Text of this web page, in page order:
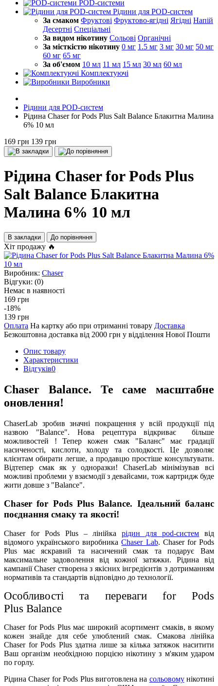
POD-системи
Рідини для POD-систем
За смаком Фруктові Фруктово-ягідні Ягідні Напій
Десертні Спеціальні
За видом нікотину Сольові Органічні
За місткістю нікотину 0 мг 1.5 мг 3 мг 30 мг 50 мг
60 мг 65 мг
За об'ємом 10 мл 11 мл 15 мл 30 мл 60 мл
Комплектуючі
Виробники
Рідини для POD-систем
Рідина Chaser for Pods Plus Salt Balance Блакитна Малина
6% 10 мл
169 грн 139 грн
Рідина Chaser for Pods Plus
Salt Balance Блакитна
Малина 6% 10 мл
В закладки До порівняння
Хіт продажу 🔥
Виробник: Chaser
Відгуки: (0)
Немає в наявності
169 грн
-18%
139 грн
Оплата На картку або при отриманні товару Доставка
Безкоштовна доставка від 2000 грн у відділення Нової Пошти
Опис товару
Характеристики
Відгуків0
Chaser Balance. Те саме масштабне
оновлення!
ChaserLab зробив значні покращення у всій продукції під
назвою "Balance". Нова рецептура відкриває більше
можливостей ! Тепер кожен смак "Баланс" має градації
насиченості, кислоти, холоду та солодкості. Це дозволяє
клієнтам обирати легше, а продавцю простіше консультувати.
Відтепер смак як у одноразки! ChaserLab мінімізував всі
можливі проблеми у взаємодії з девайсами, тож картридж буде
жити довше з "Balance".
Chaser for Pods Plus Balance. Ідеальний баланс
поєднання смаку та якості!
Chaser for Pods Plus – лінійкарідин для pod-систем від
відомого українського виробникаChaser Lab. Chaser for Pods
Plus має яскравий та насичений смак та подарує Вам
максимальне задоволення від кожної затяжки. Рідина від
кампанії Chaser створена з якісних інгредієнтів з дотриманням
нормативів та стандартів відповідно до технології.
Особливості та переваги for Pods
Plus Balance
Chaser for Pods Plus має широкий асортимент смаків, в якому
кожен знайде для себе улюблений смак. Смакова лінійка
Chaser for Pods Plus здатна лише за кілька затяжок наситити
Ваш організм необхідною порцією нікотину з м'яким ударом
по горлу.
Рідина Chaser for Pods Plus виготовлена на сольовомунікотині